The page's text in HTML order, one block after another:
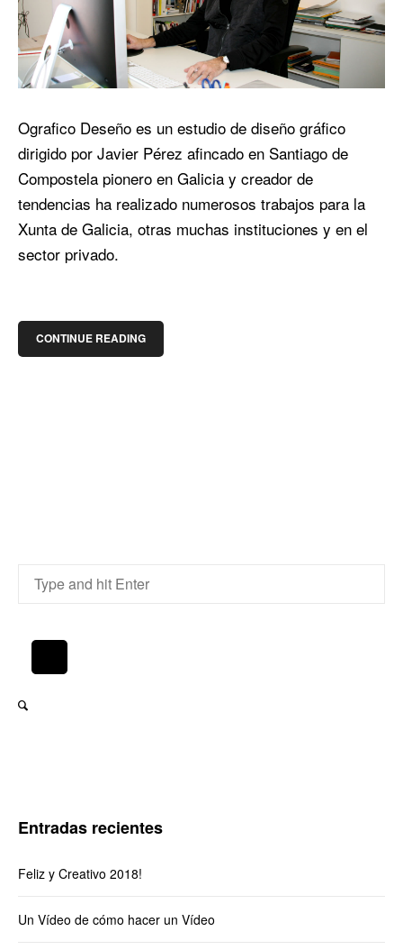
Ografico Deseño es un estudio de diseño gráfico
dirigido por Javier Pérez afincado en Santiago de
Compostela pionero en Galicia y creador de
tendencias ha realizado numerosos trabajos para la
Xunta de Galicia, otras muchas instituciones y en el
sector privado.
CONTINUE READING
Entradas recientes
Feliz y Creativo 2018!
Un Vídeo de cómo hacer un Vídeo